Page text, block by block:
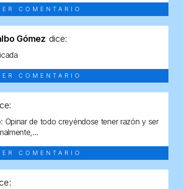
COMENTARIO
Gómez dice:
COMENTARIO
Opinar de todo creyéndose tener razón y ser
COMENTARIO